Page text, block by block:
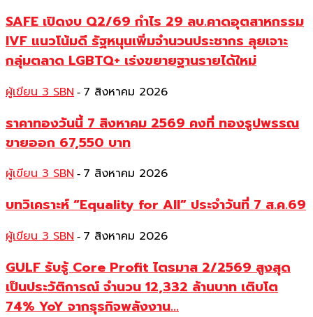
SAFE เปิดงบ Q2/69 กำไร 29 ลบ.คาดอุตสาหกรรม
IVF แนวโน้มดี รัฐหนุนเพิ่มจำนวนประชากร ลุยเจาะ
กลุ่มตลาด LGBTQ+ เร่งขยายฐานรายได้ใหม่
ผู้เขียน 3 SBN - 7 สิงหาคม 2026
ราคาทองวันนี้ 7 สิงหาคม 2569 คงที่ ทองรูปพรรณ
ขายออก 67,550 บาท
ผู้เขียน 3 SBN - 7 สิงหาคม 2026
บทวิเคราะห์ “Equality for All” ประจำวันที่ 7 ส.ค.69
ผู้เขียน 3 SBN - 7 สิงหาคม 2026
GULF รับรู้ Core Profit ไตรมาส 2/2569 สูงสุด
เป็นประวัติการณ์ จำนวน 12,332 ล้านบาท เติบโต
74% YoY จากธุรกิจพลังงาน...